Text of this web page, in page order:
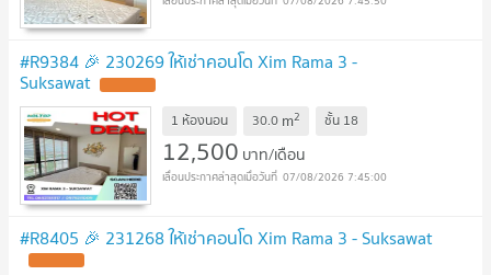
#R9384 🎉 230269 ให้เช่าคอนโด Xim Rama 3 -
Suksawat
1 ห้องนอน 30.0 m2 ชั้น 18
12,500 บาท/เดือน
07/08/2026 7:45:00
#R8405 🎉 231268 ให้เช่าคอนโด Xim Rama 3 - Suksawat